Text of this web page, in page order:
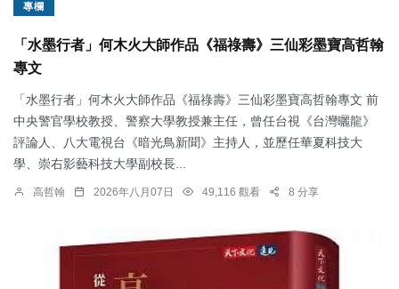
專欄
「水墨行者」何木火大師作品《福祿壽》三仙彩墨寶高哲翰
專文
「水墨行者」何木火大師作品《福祿壽》三仙彩墨寶高哲翰專文 前
中央警官學校教授、警察大學教授兼主任，曾任台視《台灣曬龍》
評論人、八大電視台《暗光鳥新聞》主持人，並歷任華夏科技大
學、崇右影藝科技大學副校長...
高哲翰 2026年八月07日 49,116 觀看 8 分享